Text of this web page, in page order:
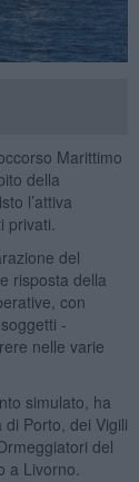
Marittimo
della
l’attiva
privati.
del
risposta della
con
-
nelle varie
simulato, ha
Porto, dei Vigili
del
a Livorno.